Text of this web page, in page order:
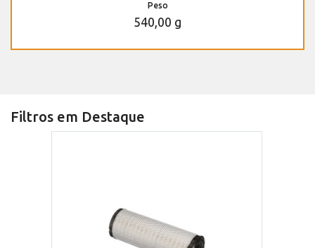
Peso
540,00 g
Filtros em Destaque